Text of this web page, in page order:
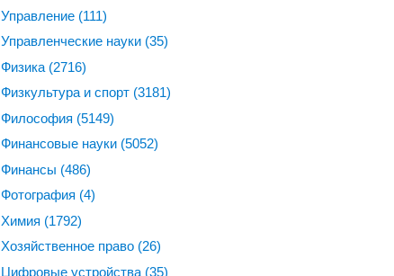
Управление (111)
Управленческие науки (35)
Физика (2716)
Физкультура и спорт (3181)
Философия (5149)
Финансовые науки (5052)
Финансы (486)
Фотография (4)
Химия (1792)
Хозяйственное право (26)
Цифровые устройства (35)